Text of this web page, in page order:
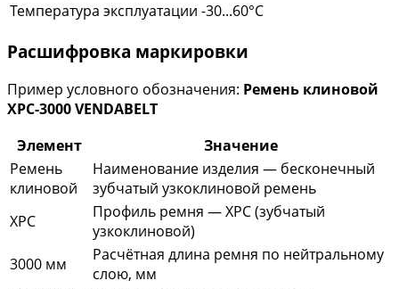
Температура эксплуатации -30...60°C
Расшифровка маркировки
Пример условного обозначения: Ремень клиновой
XPC-3000 VENDABELT
Элемент
Значение
Ремень
клиновой
Наименование изделия — бесконечный
зубчатый узкоклиновой ремень
XPC
Профиль ремня — XPC (зубчатый
узкоклиновой)
3000 мм
Расчётная длина ремня по нейтральному
слою, мм